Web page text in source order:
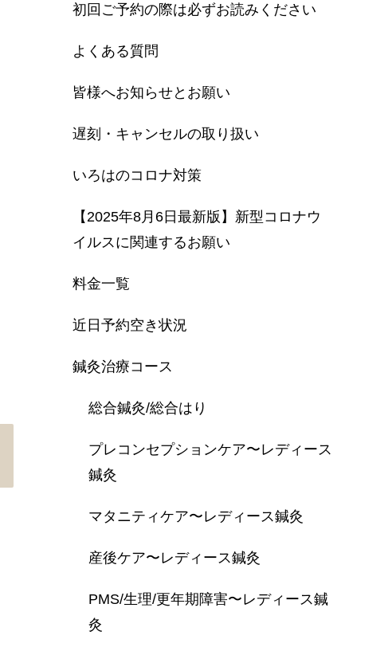
初回ご予約の際は必ずお読みください
よくある質問
皆様へお知らせとお願い
遅刻・キャンセルの取り扱い
いろはのコロナ対策
【2025年8月6日最新版】新型コロナウ
イルスに関連するお願い
料金一覧
近日予約空き状況
鍼灸治療コース
総合鍼灸/総合はり
プレコンセプションケア〜レディース
鍼灸
マタニティケア〜レディース鍼灸
産後ケア〜レディース鍼灸
PMS/生理/更年期障害〜レディース鍼
灸